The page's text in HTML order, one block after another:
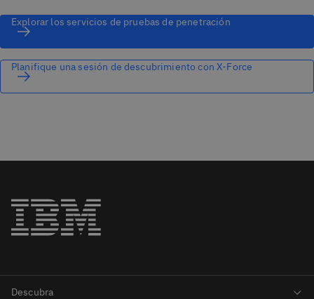
Explorar los servicios de pruebas de penetración
Planifique una sesión de descubrimiento con X-Force